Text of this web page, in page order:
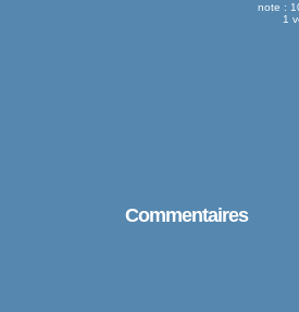
note :
1
Commentaires